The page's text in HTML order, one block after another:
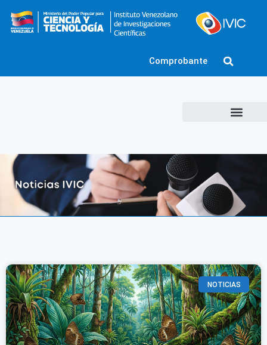
Comprobante
NOTICIAS